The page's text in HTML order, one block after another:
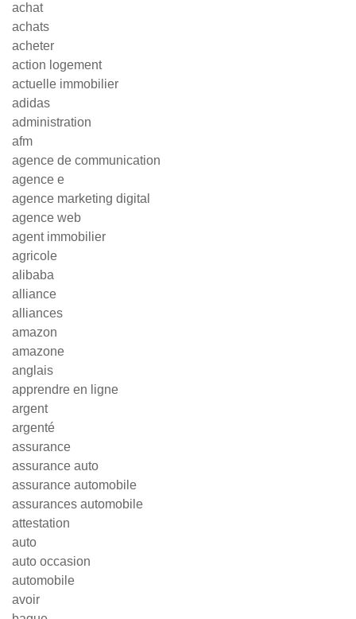
achat
achats
acheter
action logement
actuelle immobilier
adidas
administration
afm
agence de communication
agence e
agence marketing digital
agence web
agent immobilier
agricole
alibaba
alliance
alliances
amazon
amazone
anglais
apprendre en ligne
argent
argenté
assurance
assurance auto
assurance automobile
assurances automobile
attestation
auto
auto occasion
automobile
avoir